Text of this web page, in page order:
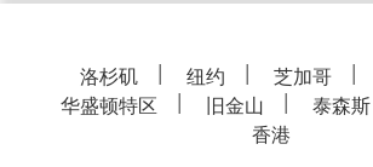
洛杉矶 纽约 芝加哥
华盛顿特区
旧金山 泰森斯
香港